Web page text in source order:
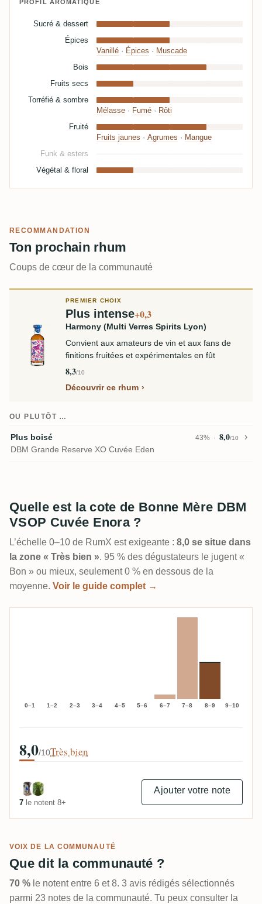
PROFIL AROMATIQUE
Sucré & dessert
Épices
Vanillé · Épices · Muscade
Bois
Fruits secs
Torréfié & sombre
Mélasse · Fumé · Rôti
Fruité
Fruits jaunes · Agrumes · Mangue
Funk & esters
Végétal & floral
RECOMMANDATION
Ton prochain rhum
Coups de cœur de la communauté
PREMIER CHOIX
Plus intense+0,3
Harmony (Multi Verres Spirits Lyon)
Convient aux amateurs de vin et aux fans de
finitions fruitées et expérimentales en fût
8,3/10
Découvrir ce rhum
OU PLUTÔT …
Plus boisé 43% 8,0/10
DBM Grande Reserve XO Cuvée Eden
Quelle est la cote de Bonne Mère DBM
VSOP Cuvée Enora ?
L’échelle 0–10 de RumX est exigeante : 8,0 se situe dans
la zone « Très bien ». 95 % des dégustateurs le jugent «
Bon » ou mieux, seulement 0 % en dessous de la
moyenne. Voir le guide complet →
0–1 1–2 2–3 3–4 4–5 5–6 6–7 7–8 8–9 9–10
8,0/10Très bien
7 le notent 8+
Ajouter votre note
VOIX DE LA COMMUNAUTÉ
Que dit la communauté ?
70 % le notent entre 6 et 8. 3 avis rédigés sélectionnés
parmi 23 notes de la communauté. Tu peux consulter la